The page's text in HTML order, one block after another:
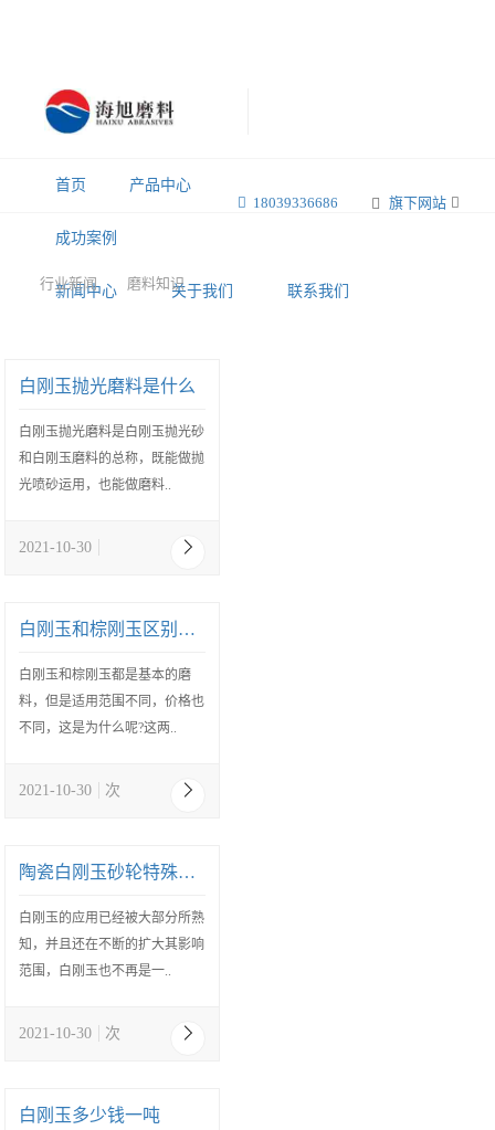
旗下网站
18039336686
首页 产品中心
成功案例
新闻中心 关于我们 联系我们
行业新闻 磨料知识
白刚玉抛光磨料是什么
白刚玉抛光磨料是白刚玉抛光砂
和白刚玉磨料的总称，既能做抛
光喷砂运用，也能做磨料..
2021-10-30
白刚玉和棕刚玉区别有哪些
白刚玉和棕刚玉都是基本的磨
料，但是适用范围不同，价格也
不同，这是为什么呢?这两..
2021-10-30 次
陶瓷白刚玉砂轮特殊性能
白刚玉的应用已经被大部分所熟
知，并且还在不断的扩大其影响
范围，白刚玉也不再是一..
2021-10-30 次
白刚玉多少钱一吨